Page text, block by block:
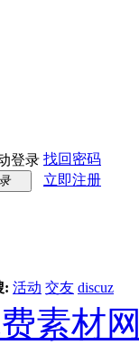
登录 找回密码
立即注册
: 活动 交友 discuz
素材